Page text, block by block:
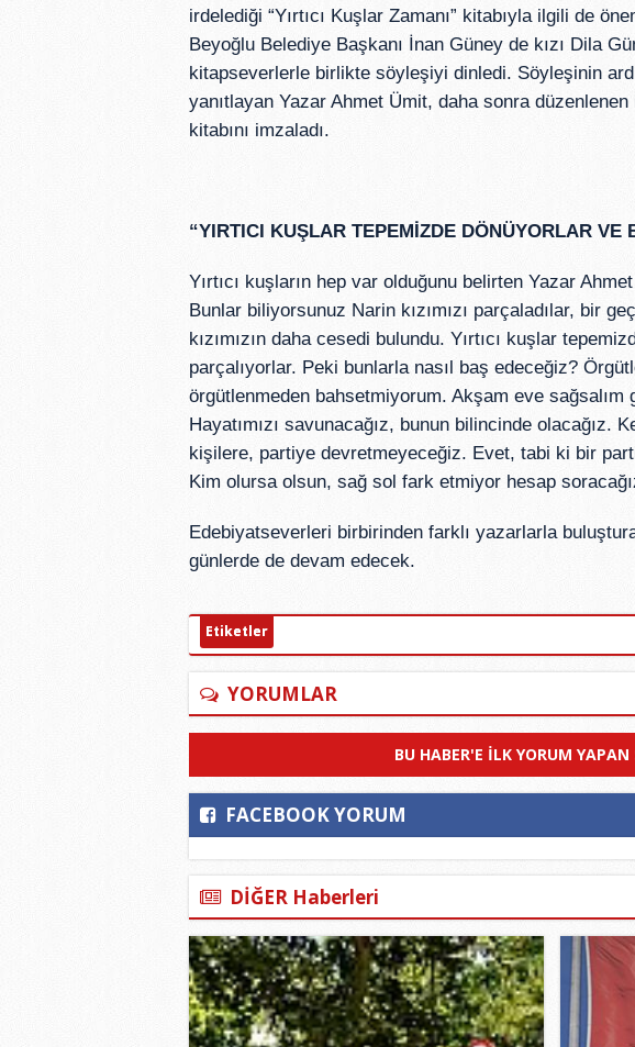
irdelediği “Yırtıcı Kuşlar Zamanı” kitabıyla ilgili de
Beyoğlu Belediye Başkanı İnan Güney de kızı Dila
kitapseverlerle birlikte söyleşiyi dinledi. Söyleşinin
yanıtlayan Yazar Ahmet Ümit, daha sonra
kitabını imzaladı.
“YIRTICI KUŞLAR TEPEMİZDE DÖNÜYORLAR VE
Yırtıcı kuşların hep var olduğunu belirten Yazar
Bunlar biliyorsunuz Narin kızımızı parçaladılar, bir
kızımızın daha cesedi bulundu. Yırtıcı kuşlar
parçalıyorlar. Peki bunlarla nasıl baş edeceğiz?
örgütlenmeden bahsetmiyorum. Akşam eve sağsalım
Hayatımızı savunacağız, bunun bilincinde olacağız.
kişilere, partiye devretmeyeceğiz. Evet, tabi ki bir
Kim olursa olsun, sağ sol fark etmiyor hesap
Edebiyatseverleri birbirinden farklı yazarlarla
günlerde de devam edecek.
Etiketler
YORUMLAR
BU HABER'E ILK YORUM
FACEBOOK YORUM
DİĞER Haberleri